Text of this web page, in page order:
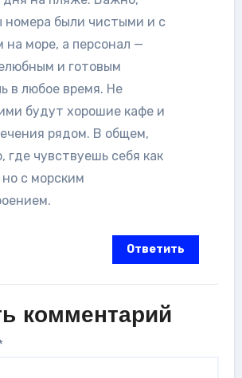
номера были чистыми и с
на море, а персонал —
и готовым
в любое время. Не
будут хорошие кафе и
рядом. В общем,
где чувствуешь себя как
с морским
Ответить
комментарий